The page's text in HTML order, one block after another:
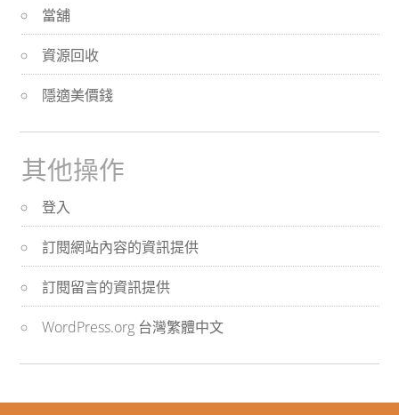
當舖
資源回收
隱適美價錢
其他操作
登入
訂閱網站內容的資訊提供
訂閱留言的資訊提供
WordPress.org 台灣繁體中文